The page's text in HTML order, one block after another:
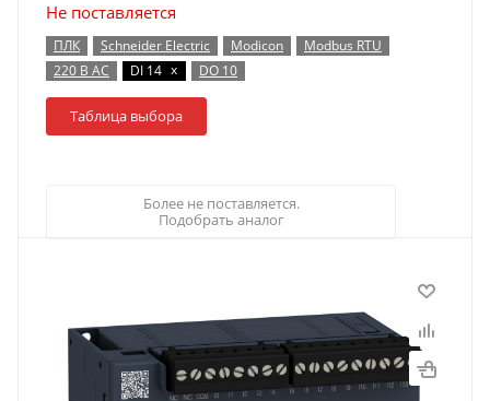
Не поставляется
ПЛК Schneider Electric Modicon
Modbus RTU
220 В AC
DI 14 x DO 10
Таблица выбора
Более не поставляется.
Подобрать аналог